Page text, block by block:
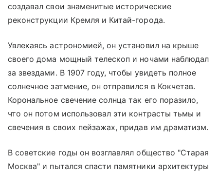
создавал свои знаменитые исторические
реконструкции Кремля и Китай-города.
Увлекаясь астрономией, он установил на крыше
своего дома мощный телескоп и ночами наблюдал
за звездами. В 1907 году, чтобы увидеть полное
солнечное затмение, он отправился в Кокчетав.
Корональное свечение солнца так его поразило,
что он потом использовал эти контрасты тьмы и
свечения в своих пейзажах, придав им драматизм.
В советские годы он возглавлял общество "Старая
Москва" и пытался спасти памятники архитектуры